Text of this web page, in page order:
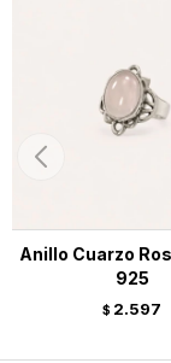
Anillo Cuarzo
925
$ 2.597